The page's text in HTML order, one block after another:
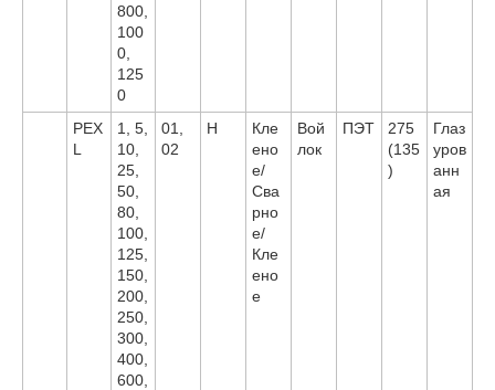
800,
100
0,
125
0
PEX
L
1, 5,
10,
25,
50,
80,
100,
125,
150,
200,
250,
300,
400,
600,
01,
02
H
Кле
ено
е/
Сва
рно
е/
Кле
ено
е
Вой
лок
ПЭТ
275
(135
)
Глаз
уров
анн
ая